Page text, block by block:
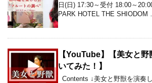
日(日) 17:30～受付 18:00～
PARK HOTEL THE SHIODOM
【YouTube】【美女と
いてみた！】
Contents ↓美女と野獣を演奏